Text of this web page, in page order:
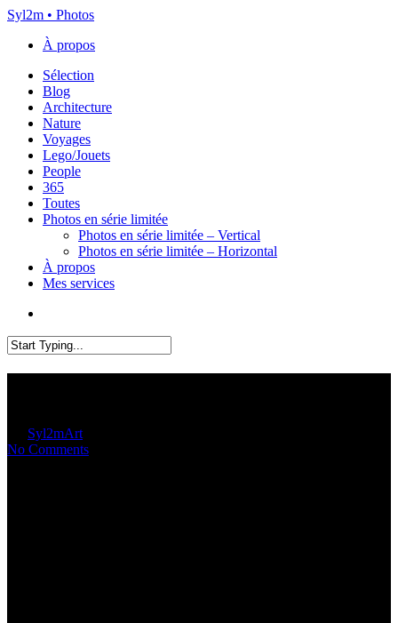
Skip
main
Syl2m • Photos
À propos
Menu
Sélection
Blog
Architecture
Nature
Voyages
Lego/Jouets
People
365
Toutes
Photos en série limitée
Photos en série limitée – Vertical
Photos en série limitée – Horizontal
À propos
Mes services
Search
Syl2mArt
No Comments